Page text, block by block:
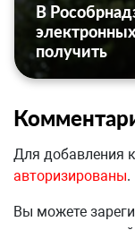
В
получить
Для добавления
авторизированы.
Вы можете